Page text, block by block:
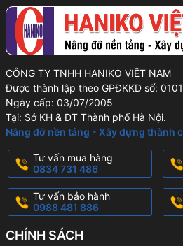
CÔNG TY TNHH HANIKO VIỆT NAM
Được thành lập theo GPĐKKD số:
Ngày cấp: 03/07/2005
Tại: Sở KH & ĐT Thành phố Hà Nội.
Nâng đỡ nền tảng - Xây dựng thành
Tư vấn mua hàng
0834 731 486
Tư vấn bảo hành
0988 481 886
CHÍNH SÁCH